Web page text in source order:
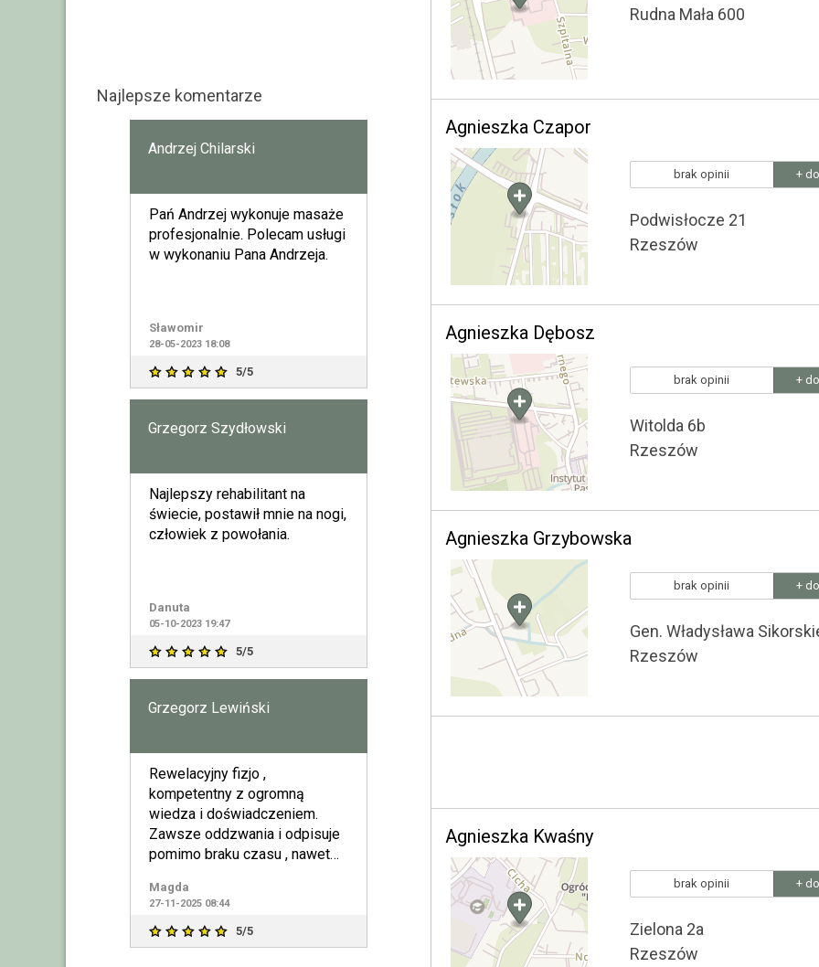
Rudna Mała 600
Agnieszka Czapor
brak opinii +
Podwisłocze 21
Rzeszów
Agnieszka Dębosz
brak opinii +
Witolda 6b
Rzeszów
Agnieszka Grzybowska
brak opinii +
Gen. Władysława
Rzeszów
Agnieszka Kwaśny
brak opinii +
Zielona 2a
Rzeszów
Najlepsze komentarze
Andrzej Chilarski
Pań Andrzej wykonuje masaże
profesjonalnie. Polecam usługi
w wykonaniu Pana Andrzeja.
Sławomir
28-05-2023 18:08
5/5
Grzegorz Szydłowski
Najlepszy rehabilitant na
świecie, postawił mnie na nogi,
człowiek z powołania.
Danuta
05-10-2023 19:47
5/5
Grzegorz Lewiński
Rewelacyjny fizjo ,
kompetentny z ogromną
wiedza i doświadczeniem.
Zawsze oddzwania i odpisuje
pomimo braku czasu , nawet
lepszych w Zgor
Magda
27-11-2025 08:44
5/5